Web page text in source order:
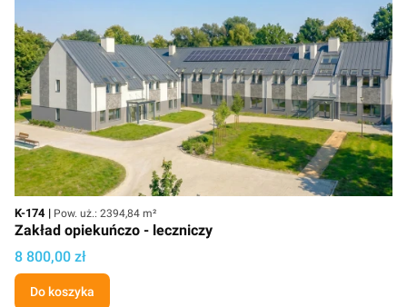
Kod
K-174 Powierzchnia użytkowa
Pow. uż.: 2394,84 m²
Zakład opiekuńczo - leczniczy
Cena projektu
8 800,00 zł
Do koszyka